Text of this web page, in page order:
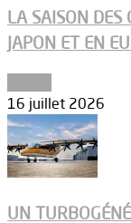
LA SAISON DES
JAPON ET EN
16 juillet 2026
UN